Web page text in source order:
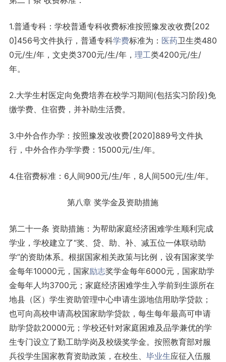
1.普通专科：学校普通专科收费标准按照豫发改收费[202
0]456号文件执行，普通专科学费标准为： 医药卫生类480
0元/生/年，文史类3700元/生/年， 理工类4200元/生/
年。
2.大学生村医定向免费培养在校学习期间(包括实习阶段)免
缴学费、住宿费，并补助生活费。
3.中外合作办学：按照豫发改收费[2020]889号文件执
行，中外合作办学学费：15000元/生/年。
4.住宿费标准：6人间900元/生/年，8人间500元/生/年。
第八章 奖学金及资助措施
第二十一条 资助措施：为帮助家庭经济困难学生顺利完成
学业，学校建立了“奖、贷、助、补、减五位一体联动助
学”的资助体系。根据国家相关政策与比例，设有国家奖学
金每年10000元，国家励志奖学金每年6000元，国家助学
金每年人均3700元；家庭经济困难学生入学前到生源所在
地县（区）学生资助管理中心申请生源地信用助学贷款；
也可向高校申请高校国家助学贷款，每生每年最高可申请
助学贷款20000元；学校还针对家庭困难及品学兼优的学
生专门设立了勤工助学岗及校级奖学金。按照教育部对服
兵役学生国家教育资助政策，在校生、 毕业生应征入伍服